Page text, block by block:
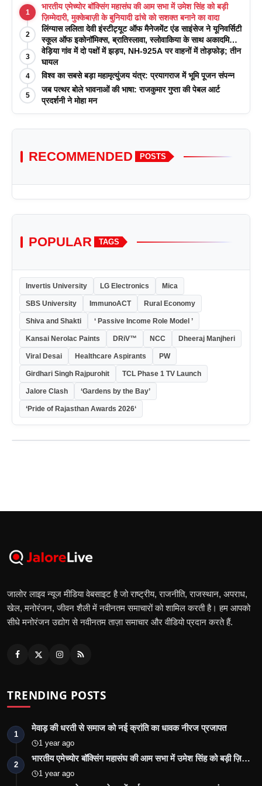
1
भारतीय एमेच्योर बॉक्सिंग महासंघ की आम सभा में उमेश सिंह को बड़ी
ज़िम्मेदारी, मुक्केबाज़ी के बुनियादी ढांचे को सशक्त बनाने का वादा
2
लिंग्यास ललिता देवी इंस्टीट्यूट ऑफ मैनेजमेंट एंड साइंसेज ने यूनिवर्सिटी
स्कूल ऑफ इकोनॉमिक्स, ब्रातिस्लावा, स्लोवाकिया के साथ अकादमिक
पत्रिकाओं में प्रकाशन रणनीतियों पर एक दिवसीय कार्यशाला का
आयोजन किया
3
वेड़िया गांव में दो पक्षों में झड़प, NH-925A पर वाहनों में तोड़फोड़; तीन
घायल
4 विश्व का सबसे बड़ा महामृत्युंजय यंत्र: प्रयागराज में भूमि पूजन संपन्न
5
जब पत्थर बोले भावनाओं की भाषा: राजकुमार गुप्ता की पेबल आर्ट
प्रदर्शनी ने मोहा मन
RECOMMENDED POSTS
POPULAR TAGS
Invertis University LG Electronics Mica
SBS University ImmunoACT Rural Economy
Shiva and Shakti ‘ Passive Income Role Model ’
Kansai Nerolac Paints DRiV™ NCC Dheeraj Manjheri
Viral Desai Healthcare Aspirants PW
Girdhari Singh Rajpurohit TCL Phase 1 TV Launch
Jalore Clash ‘Gardens by the Bay’
‘Pride of Rajasthan Awards 2026‘
जालोर लाइव न्यूज मीडिया वेबसाइट है जो राष्ट्रीय, राजनीति, राजस्थान, अपराध,
खेल, मनोरंजन, जीवन शैली में नवीनतम समाचारों को शामिल करती है। हम आपको
सीधे मनोरंजन उद्योग से नवीनतम ताज़ा समाचार और वीडियो प्रदान करते हैं.
TRENDING POSTS
1
मेवाड़ की धरती से समाज को नई क्रांति का धावक नीरज प्रजापत
1 year ago
2
भारतीय एमेच्योर बॉक्सिंग महासंघ की आम सभा में उमेश सिंह को बड़ी ज़ि…
1 year ago